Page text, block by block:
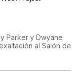
Parker y Dwyane
al Salón de